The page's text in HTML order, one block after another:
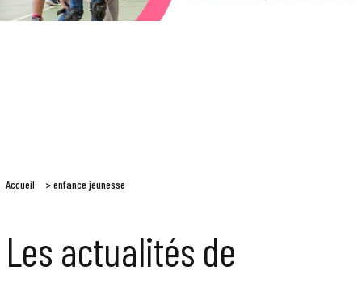
Accueil >enfance jeunesse
Les actualités de